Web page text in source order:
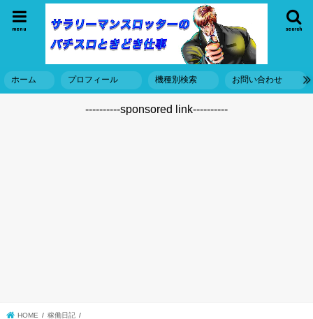
search
menu
ホーム プロフィール 機種別検索 お問い合わせ
----------sponsored link----------
HOME
稼働日記